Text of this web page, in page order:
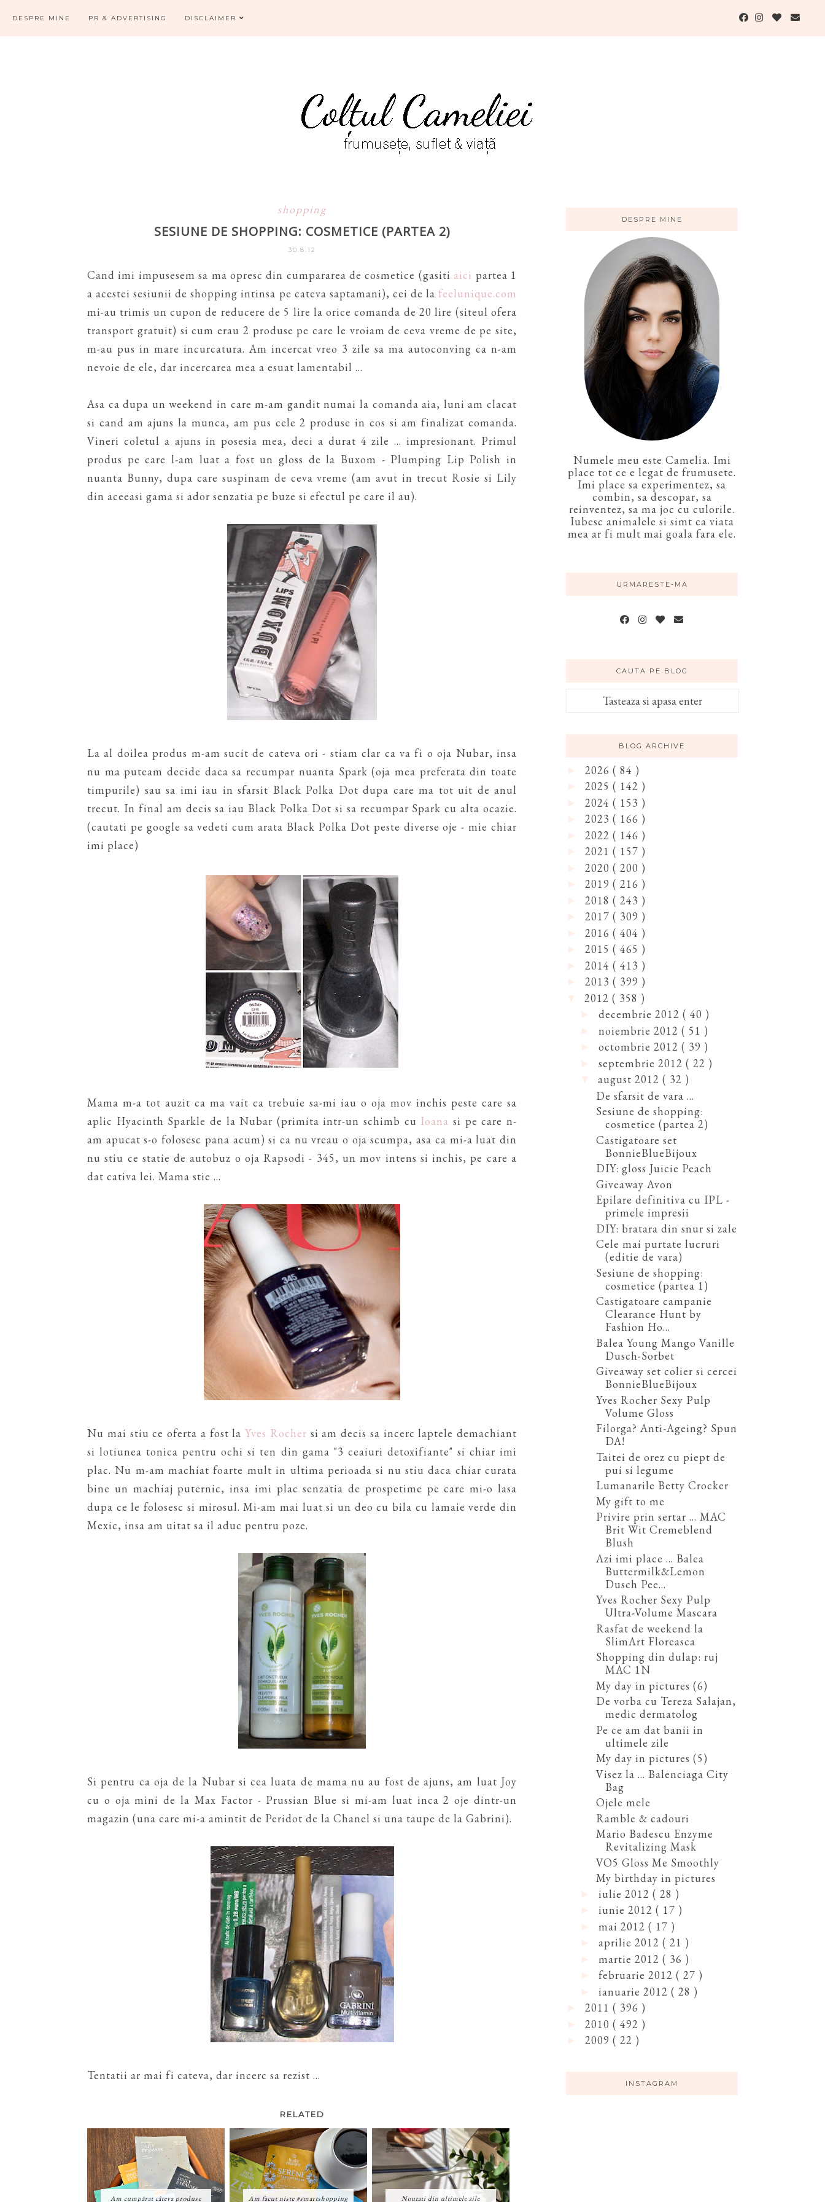
DESPRE MINE PR & ADVERTISING DISCLAIMER
shopping
SESIUNE DE SHOPPING: COSMETICE (PARTEA 2)
30.8.12
Cand imi impusesem sa ma opresc din cumpararea de cosmetice (gasiti aici partea 1
a acestei sesiunii de shopping intinsa pe cateva saptamani), cei de la feelunique.com
mi-au trimis un cupon de reducere de 5 lire la orice comanda de 20 lire (siteul ofera
transport gratuit) si cum erau 2 produse pe care le vroiam de ceva vreme de pe site,
m-au pus in mare incurcatura. Am incercat vreo 3 zile sa ma autoconving ca n-am
nevoie de ele, dar incercarea mea a esuat lamentabil ...
Asa ca dupa un weekend in care m-am gandit numai la comanda aia, luni am clacat
si cand am ajuns la munca, am pus cele 2 produse in cos si am finalizat comanda.
Vineri coletul a ajuns in posesia mea, deci a durat 4 zile ... impresionant. Primul
produs pe care l-am luat a fost un gloss de la Buxom - Plumping Lip Polish in
nuanta Bunny, dupa care suspinam de ceva vreme (am avut in trecut Rosie si Lily
din aceeasi gama si ador senzatia pe buze si efectul pe care il au).
La al doilea produs m-am sucit de cateva ori - stiam clar ca va fi o oja Nubar, insa
nu ma puteam decide daca sa recumpar nuanta Spark (oja mea preferata din toate
timpurile) sau sa imi iau in sfarsit Black Polka Dot dupa care ma tot uit de anul
trecut. In final am decis sa iau Black Polka Dot si sa recumpar Spark cu alta ocazie.
(cautati pe google sa vedeti cum arata Black Polka Dot peste diverse oje - mie chiar
imi place)
Mama m-a tot auzit ca ma vait ca trebuie sa-mi iau o oja mov inchis peste care sa
aplic Hyacinth Sparkle de la Nubar (primita intr-un schimb cu Ioana si pe care n-
am apucat s-o folosesc pana acum) si ca nu vreau o oja scumpa, asa ca mi-a luat din
nu stiu ce statie de autobuz o oja Rapsodi - 345, un mov intens si inchis, pe care a
dat cativa lei. Mama stie ...
Nu mai stiu ce oferta a fost la Yves Rocher si am decis sa incerc laptele demachiant
si lotiunea tonica pentru ochi si ten din gama "3 ceaiuri detoxifiante" si chiar imi
plac. Nu m-am machiat foarte mult in ultima perioada si nu stiu daca chiar curata
bine un machiaj puternic, insa imi plac senzatia de prospetime pe care mi-o lasa
dupa ce le folosesc si mirosul. Mi-am mai luat si un deo cu bila cu lamaie verde din
Mexic, insa am uitat sa il aduc pentru poze.
Si pentru ca oja de la Nubar si cea luata de mama nu au fost de ajuns, am luat Joy
cu o oja mini de la Max Factor - Prussian Blue si mi-am luat inca 2 oje dintr-un
magazin (una care mi-a amintit de Peridot de la Chanel si una taupe de la Gabrini).
Tentatii ar mai fi cateva, dar incerc sa rezist ...
RELATED
Am cumpărat câteva produse Am facut niste #smartshopping Noutati din ultimele zile
DESPRE MINE
Numele meu este Camelia. Imi
place tot ce e legat de frumusete.
Imi place sa experimentez, sa
combin, sa descopar, sa
reinventez, sa ma joc cu culorile.
Iubesc animalele si simt ca viata
mea ar fi mult mai goala fara ele.
URMARESTE-MA
CAUTA PE BLOG
BLOG ARCHIVE
2026 ( 84 )
2025 ( 142 )
2024 ( 153 )
2023 ( 166 )
2022 ( 146 )
2021 ( 157 )
2020 ( 200 )
2019 ( 216 )
2018 ( 243 )
2017 ( 309 )
2016 ( 404 )
2015 ( 465 )
2014 ( 413 )
2013 ( 399 )
2012 ( 358 )
decembrie 2012 ( 40 )
noiembrie 2012 ( 51 )
octombrie 2012 ( 39 )
septembrie 2012 ( 22 )
august 2012 ( 32 )
De sfarsit de vara ...
Sesiune de shopping:
cosmetice (partea 2)
Castigatoare set
BonnieBlueBijoux
DIY: gloss Juicie Peach
Giveaway Avon
Epilare definitiva cu IPL -
primele impresii
DIY: bratara din snur si zale
Cele mai purtate lucruri
(editie de vara)
Sesiune de shopping:
cosmetice (partea 1)
Castigatoare campanie
Clearance Hunt by
Fashion Ho...
Balea Young Mango Vanille
Dusch-Sorbet
Giveaway set colier si cercei
BonnieBlueBijoux
Yves Rocher Sexy Pulp
Volume Gloss
Filorga? Anti-Ageing? Spun
DA!
Taitei de orez cu piept de
pui si legume
Lumanarile Betty Crocker
My gift to me
Privire prin sertar ... MAC
Brit Wit Cremeblend
Blush
Azi imi place ... Balea
Buttermilk&Lemon
Dusch Pee...
Yves Rocher Sexy Pulp
Ultra-Volume Mascara
Rasfat de weekend la
SlimArt Floreasca
Shopping din dulap: ruj
MAC 1N
My day in pictures (6)
De vorba cu Tereza Salajan,
medic dermatolog
Pe ce am dat banii in
ultimele zile
My day in pictures (5)
Visez la ... Balenciaga City
Bag
Ojele mele
Ramble & cadouri
Mario Badescu Enzyme
Revitalizing Mask
VO5 Gloss Me Smoothly
My birthday in pictures
iulie 2012 ( 28 )
iunie 2012 ( 17 )
mai 2012 ( 17 )
aprilie 2012 ( 21 )
martie 2012 ( 36 )
februarie 2012 ( 27 )
ianuarie 2012 ( 28 )
2011 ( 396 )
2010 ( 492 )
2009 ( 22 )
INSTAGRAM